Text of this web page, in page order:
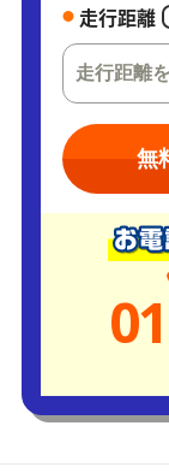
走行距離
無